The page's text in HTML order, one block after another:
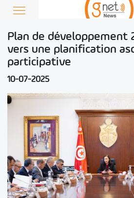
Plan de développement
vers une planification
participative
10-07-2025